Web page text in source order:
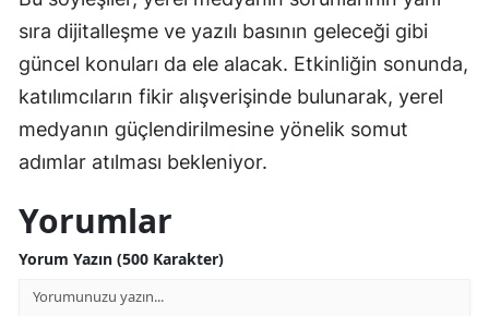
sıra dijitalleşme ve yazılı basının geleceği gibi
güncel konuları da ele alacak. Etkinliğin sonunda,
katılımcıların fikir alışverişinde bulunarak, yerel
medyanın güçlendirilmesine yönelik somut
adımlar atılması bekleniyor.
Yorumlar
Yorum Yazın (500 Karakter)